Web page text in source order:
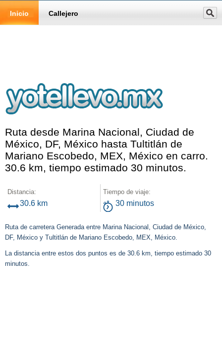
Inicio Callejero
Ruta desde Marina Nacional, Ciudad de
México, DF, México hasta Tultitlán de
Mariano Escobedo, MEX, México en carro.
30.6 km, tiempo estimado 30 minutos.
Distancia:
30.6 km
Tiempo de viaje:
30 minutos
Ruta de carretera Generada entre Marina Nacional, Ciudad de México,
DF, México y Tultitlán de Mariano Escobedo, MEX, México.
La distancia entre estos dos puntos es de 30.6 km, tiempo estimado 30
minutos.